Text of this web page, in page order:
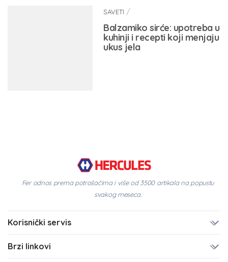
SAVETI /
Balzamiko sirće: upotreba u
kuhinji i recepti koji menjaju
ukus jela
Fer odnos prema potrošačima i više od 3500 artikala na popustu
svakog meseca.
Korisnički servis
Brzi linkovi